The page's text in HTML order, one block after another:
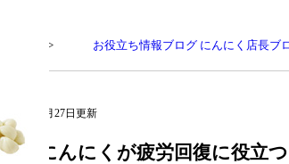
> お役立ち情報ブログ にんにく店長ブ
2018年04月27日更新
純黒にんにくが疲労回復に役立